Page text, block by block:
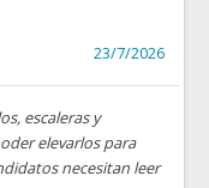
23/7/2026
escaleras y
elevarlos para
necesitan leer